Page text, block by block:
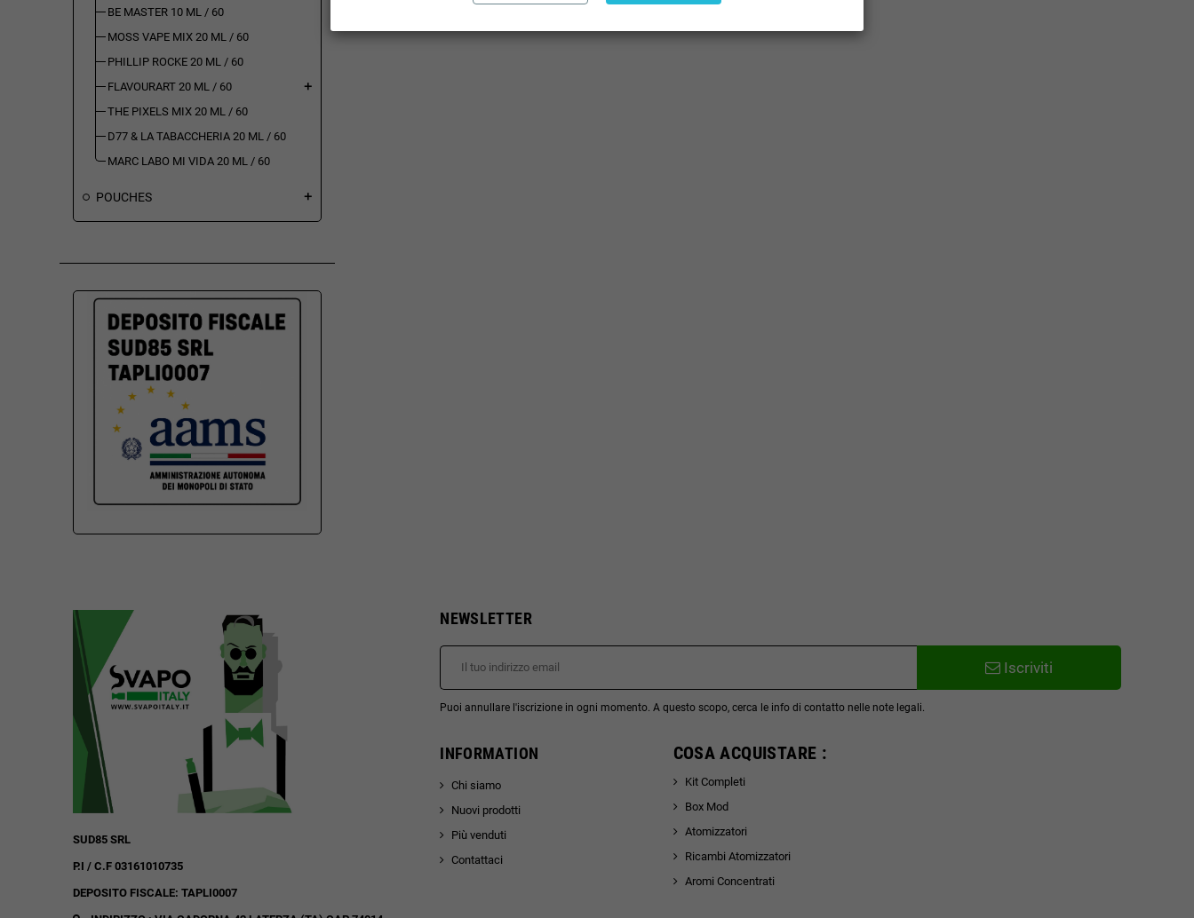
BE MASTER 10 ML / 60
MOSS VAPE MIX 20 ML / 60
PHILLIP ROCKE 20 ML / 60
FLAVOURART 20 ML / 60
add
THE PIXELS MIX 20 ML / 60
D77 & LA TABACCHERIA 20 ML / 60
MARC LABO MI VIDA 20 ML / 60
POUCHES add
SUD85 SRL
P.I / C.F 03161010735
DEPOSITO FISCALE: TAPLI0007
NEWSLETTER
Iscriviti
Puoi annullare l'iscrizione in ogni momento. A questo scopo, cerca le info di contatto nelle note legali.
INFORMATION
Chi siamo
Nuovi prodotti
Più venduti
Contattaci
COSA ACQUISTARE :
Kit Completi
Box Mod
Atomizzatori
Ricambi Atomizzatori
Aromi Concentrati